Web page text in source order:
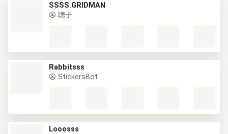
SSSS.GRIDMAN
聰子
Rabbitsss
StickersBot
Looosss